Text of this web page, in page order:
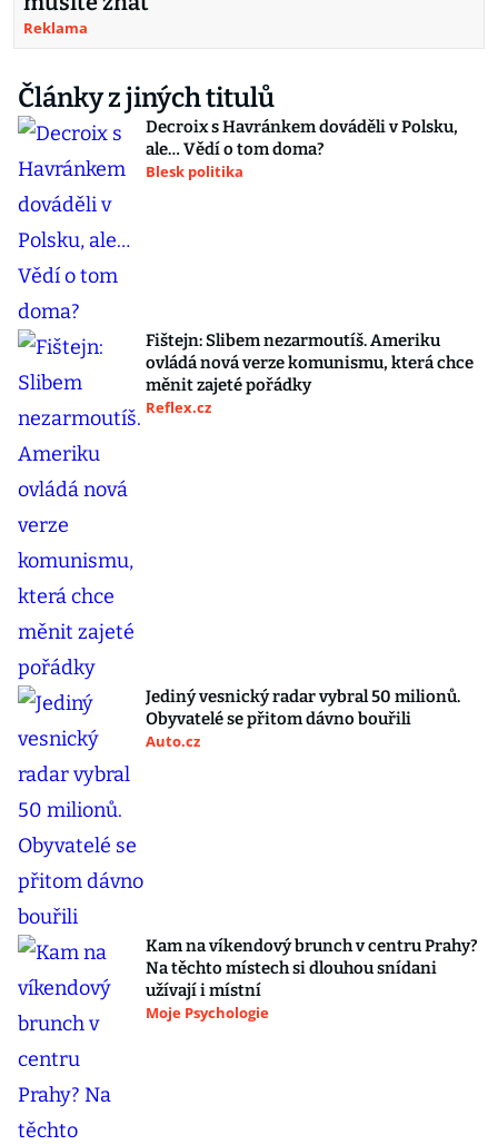
Reklama
Články z jiných titulů
Decroix s Havránkem dováděli v Polsku,
ale… Vědí o tom doma?
Blesk politika
Fištejn: Slibem nezarmoutíš. Ameriku
ovládá nová verze komunismu, která chce
měnit zajeté pořádky
Reflex.cz
Jediný vesnický radar vybral 50 milionů.
Obyvatelé se přitom dávno bouřili
Auto.cz
Kam na víkendový brunch v centru Prahy?
Na těchto místech si dlouhou snídani
užívají i místní
Moje Psychologie